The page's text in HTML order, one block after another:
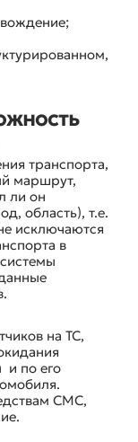
транспорта,
маршрут,
ли он
область), т.е.
исключаются
в
на ТС,
и по его
СМС,